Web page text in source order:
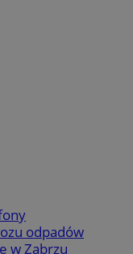
odpadów
w Zabrzu